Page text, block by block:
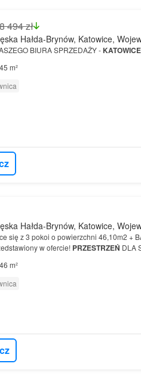
494 zł
Hałda-Brynów, Katowice,
BIURA SPRZEDAŻY - KATOWICE
45 m²
Hałda-Brynów, Katowice,
się z 3 pokoi o powierzchni 46,10m2 +
w ofercie! PRZESTRZEŃ DLA
osiedla Stacja Ligocka przewid…
46 m²